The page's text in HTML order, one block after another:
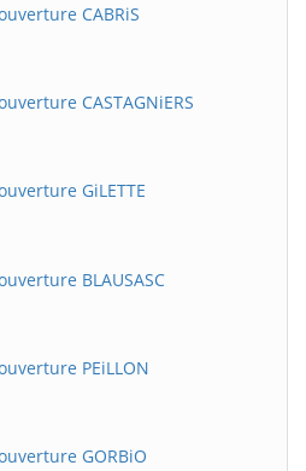
CABRiS
CASTAGNiERS
GiLETTE
BLAUSASC
PEiLLON
GORBiO